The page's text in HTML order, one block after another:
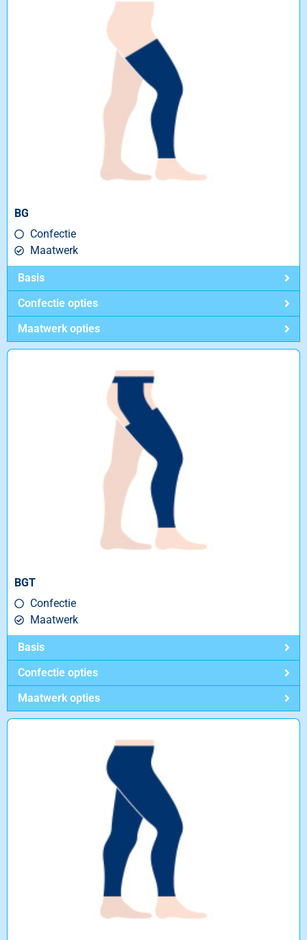
BG
Confectie
Maatwerk
Basis
Confectie opties
Maatwerk opties
BGT
Confectie
Maatwerk
Basis
Confectie opties
Maatwerk opties